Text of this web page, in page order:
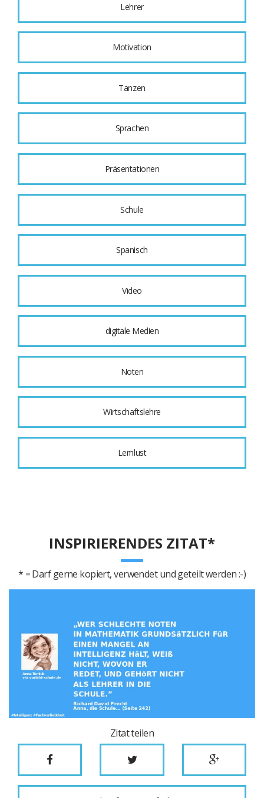
Lehrer
Motivation
Tanzen
Sprachen
Präsentationen
Schule
Spanisch
Video
digitale Medien
Noten
Wirtschaftslehre
Lernlust
INSPIRIERENDES ZITAT*
* = Darf gerne kopiert, verwendet und geteilt werden :-)
Zitat teilen